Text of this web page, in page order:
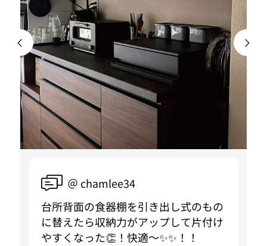
＠ chamlee34
台所背面の食器棚を引き出し式のもの
に替えたら収納力がアップして片付け
やすくなった👏！快適〜✨✨！！